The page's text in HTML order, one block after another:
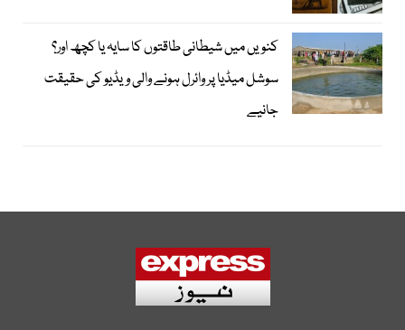
کنویں میں شیطانی طاقتوں کا سایہ یا کچھ اور؟
سوشل میڈیا پر وائرل ہونے والی ویڈیو کی حقیقت
جانیے